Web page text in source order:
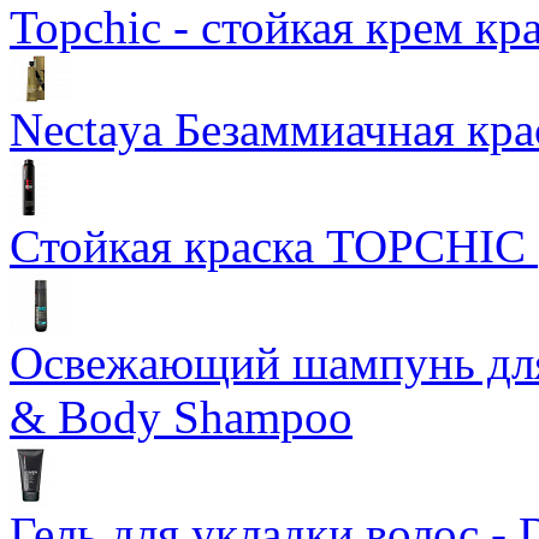
Topchic - стойкая крем
Nectaya Безаммиачная
Стойкая краска
Освежающий шампунь
& Body Shampoo